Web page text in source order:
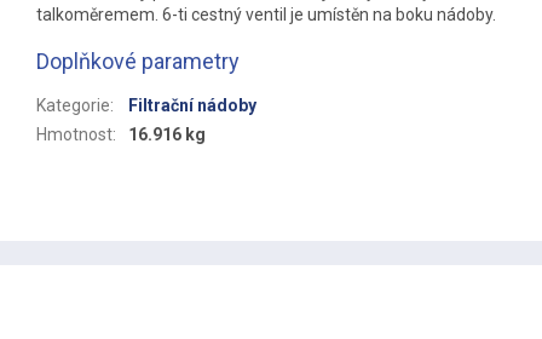
talkoměremem. 6-ti cestný ventil je umístěn na boku nádoby.
Doplňkové parametry
Kategorie:
Filtrační nádoby
Hmotnost: 16.916 kg